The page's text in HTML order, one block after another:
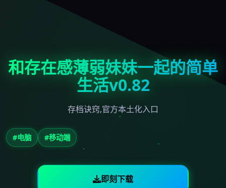
和存在感薄弱妹妹一起的简单
生活v0.82
存档诀窍,官方本土化入口
#电脑 #移动端
即刻下载